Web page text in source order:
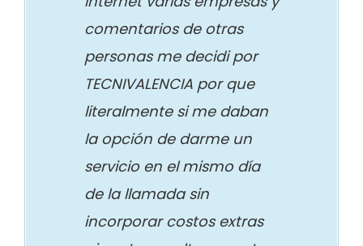
comentarios de otras
personas me decidi por
TECNIVALENCIA por que
literalmente si me daban
la opción de darme un
servicio en el mismo día
de la llamada sin
incorporar costos extras